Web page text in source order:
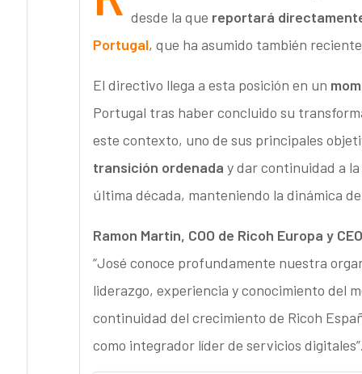
desde la que reportará
Portugal, que ha asumido también
El directivo llega a esta posición en un
Portugal tras haber concluido su
este contexto, uno de sus principales
transición ordenada y dar continuidad a
última década, manteniendo la dinámica
Ramon Martin, COO de Ricoh Europa y
“José conoce profundamente nuestra
liderazgo, experiencia y conocimiento del
continuidad del crecimiento de Ricoh
como integrador líder de servicios digitales”.